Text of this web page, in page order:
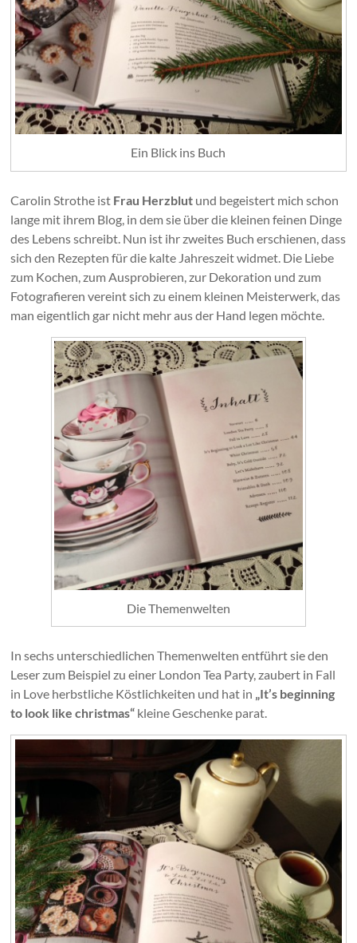
Ein Blick ins Buch
Carolin Strothe ist Frau Herzblut und begeistert mich schon
lange mit ihrem Blog, in dem sie über die kleinen feinen Dinge
des Lebens schreibt. Nun ist ihr zweites Buch erschienen, dass
sich den Rezepten für die kalte Jahreszeit widmet. Die Liebe
zum Kochen, zum Ausprobieren, zur Dekoration und zum
Fotografieren vereint sich zu einem kleinen Meisterwerk, das
man eigentlich gar nicht mehr aus der Hand legen möchte.
Die Themenwelten
In sechs unterschiedlichen Themenwelten entführt sie den
Leser zum Beispiel zu einer London Tea Party, zaubert in Fall
in Love herbstliche Köstlichkeiten und hat in „It’s beginning
to look like christmas“ kleine Geschenke parat.